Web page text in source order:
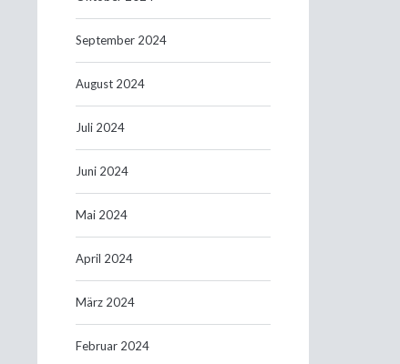
September 2024
August 2024
Juli 2024
Juni 2024
Mai 2024
April 2024
März 2024
Februar 2024